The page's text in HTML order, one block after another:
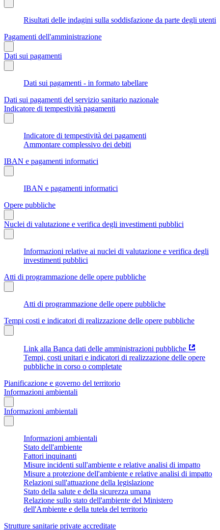
Risultati delle indagini sulla soddisfazione da parte degli utenti
Pagamenti dell'amministrazione
Dati sui pagamenti
Dati sui pagamenti - in formato tabellare
Dati sui pagamenti del servizio sanitario nazionale
Indicatore di tempestività pagamenti
Indicatore di tempestività dei pagamenti
Ammontare complessivo dei debiti
IBAN e pagamenti informatici
IBAN e pagamenti informatici
Opere pubbliche
Nuclei di valutazione e verifica degli investimenti pubblici
Informazioni relative ai nuclei di valutazione e verifica degli
investimenti pubblici
Atti di programmazione delle opere pubbliche
Atti di programmazione delle opere pubbliche
Tempi costi e indicatori di realizzazione delle opere pubbliche
Link alla Banca dati delle amministrazioni pubbliche
Tempi, costi unitari e indicatori di realizzazione delle opere
pubbliche in corso o completate
Pianificazione e governo del territorio
Informazioni ambientali
Informazioni ambientali
Informazioni ambientali
Stato dell'ambiente
Fattori inquinanti
Misure incidenti sull'ambiente e relative analisi di impatto
Misure a protezione dell'ambiente e relative analisi di impatto
Relazioni sull'attuazione della legislazione
Stato della salute e della sicurezza umana
Relazione sullo stato dell'ambiente del Ministero
dell'Ambiente e della tutela del territorio
Strutture sanitarie private accreditate